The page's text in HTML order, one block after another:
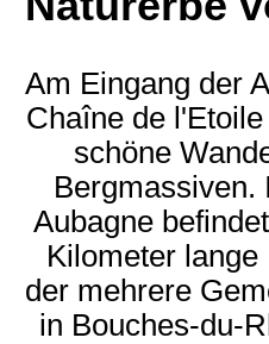
Am Eingang der
Chaîne de
schöne
Bergmassiven.
Aubagne
Kilometer
der mehrere
in Bouches-du-